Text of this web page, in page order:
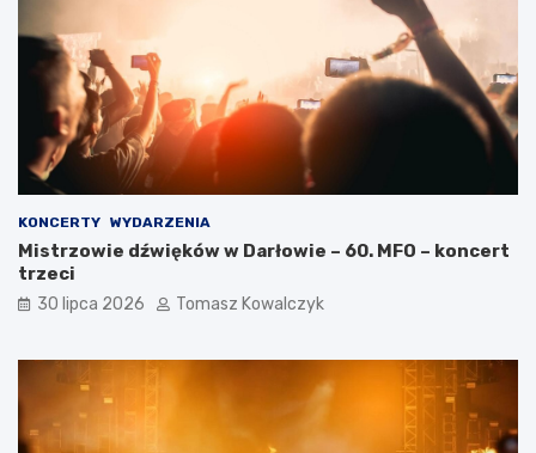
KONCERTY WYDARZENIA
Mistrzowie dźwięków w Darłowie – 60. MFO – koncert
trzeci
30 lipca 2026 Tomasz Kowalczyk